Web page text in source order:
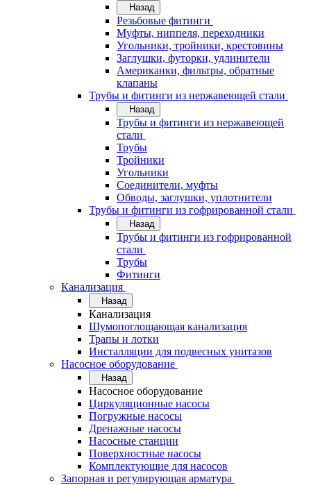
Назад
Резьбовые фитинги
Муфты, ниппеля, переходники
Угольники, тройники, крестовины
Заглушки, футорки, удлинители
Американки, фильтры, обратные
клапаны
Трубы и фитинги из нержавеющей стали
Назад
Трубы и фитинги из нержавеющей
стали
Трубы
Тройники
Угольники
Соединители, муфты
Обводы, заглушки, уплотнители
Трубы и фитинги из гофрированной стали
Назад
Трубы и фитинги из гофрированной
стали
Трубы
Фитинги
Канализация
Назад
Канализация
Шумопоглощающая канализация
Трапы и лотки
Инсталляции для подвесных унитазов
Насосное оборудование
Назад
Насосное оборудование
Циркуляционные насосы
Погружные насосы
Дренажные насосы
Насосные станции
Поверхностные насосы
Комплектующие для насосов
Запорная и регулирующая арматура